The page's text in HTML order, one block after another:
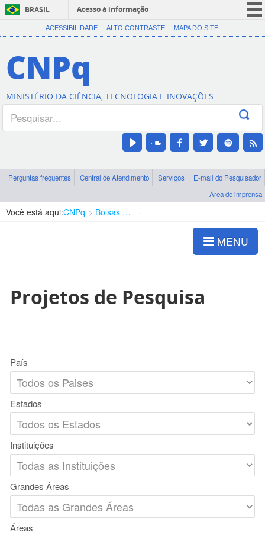
BRASIL
Acesso à informação
CORONAVÍRUS (COVID-19)
Canais
ACESSIBILIDADE ALTO CONTRASTE MAPA DO SITE
CNPq
MINISTÉRIO DA CIÊNCIA, TECNOLOGIA E INOVAÇÕES
Perguntas frequentes Central de Atendimento Serviços
E-mail do Pesquisador
Área de imprensa
Você está aqui:CNPq Bolsas e Auxílios Vigentes
MENU
Projetos de Pesquisa
País
Estados
Instituições
Grandes Áreas
Áreas